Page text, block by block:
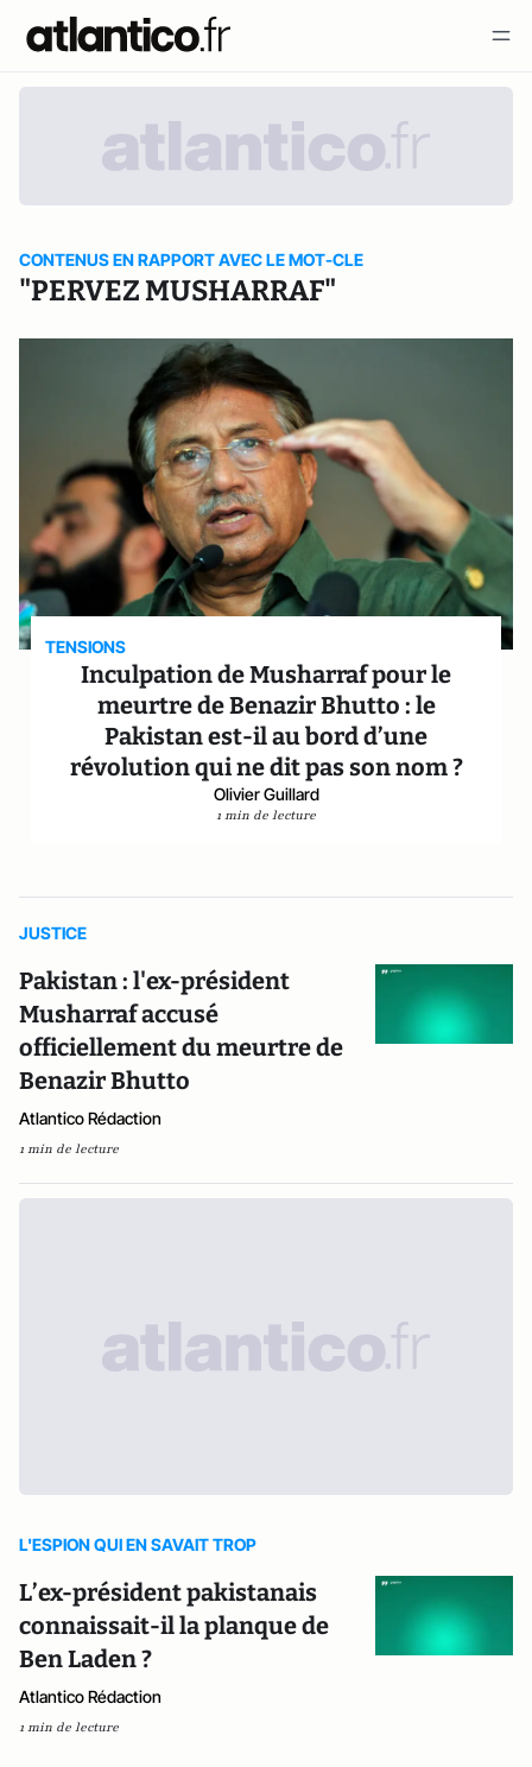
CONTENUS EN RAPPORT AVEC LE MOT-CLE
"PERVEZ MUSHARRAF"
TENSIONS
Inculpation de Musharraf pour le
meurtre de Benazir Bhutto : le
Pakistan est-il au bord d’une
révolution qui ne dit pas son nom ?
Olivier Guillard
1 min de lecture
JUSTICE
Pakistan : l'ex-président
Musharraf accusé
officiellement du meurtre de
Benazir Bhutto
Atlantico Rédaction
1 min de lecture
L'ESPION QUI EN SAVAIT TROP
L’ex-président pakistanais
connaissait-il la planque de
Ben Laden ?
Atlantico Rédaction
1 min de lecture